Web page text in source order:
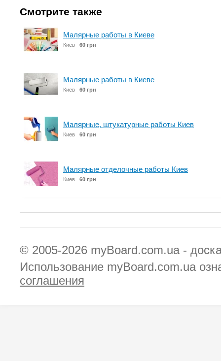
Смотрите также
Малярные работы в Киеве
Киев 60 грн
Малярные работы в Киеве
Киев 60 грн
Малярные, штукатурные работы Киев
Киев 60 грн
Малярные отделочные работы Киев
Киев 60 грн
© 2005-2026 myBoard.com.ua -
Использование myBoard.com.ua
соглашения